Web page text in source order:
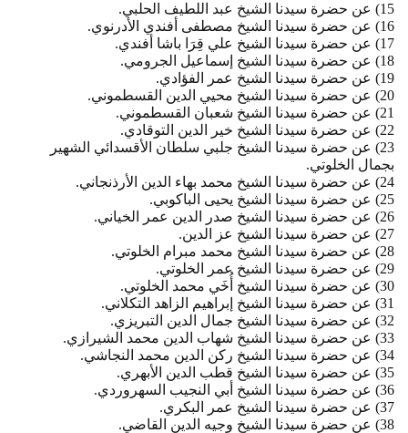
15) عن حضرة سيدنا الشيخ عبد اللطيف الحلبي.
16) عن حضرة سيدنا الشيخ مصطفى أفندي الأدرنوي.
17) عن حضرة سيدنا الشيخ علي قِرَا باشا أفندي.
18) عن حضرة سيدنا الشيخ إسماعيل الجرومي.
19) عن حضرة سيدنا الشيخ عمر الفؤادي.
20) عن حضرة سيدنا الشيخ محيي الدين القسطموني.
21) عن حضرة سيدنا الشيخ شعبان القسطموني.
22) عن حضرة سيدنا الشيخ خير الدين التوقادي.
23) عن حضرة سيدنا الشيخ جلبي سلطان الأقسدائي الشهير
بجمال الخلوتي.
24) عن حضرة سيدنا الشيخ محمد بهاء الدين الأرذنجاني.
25) عن حضرة سيدنا الشيخ يحيى الباكوبي.
26) عن حضرة سيدنا الشيخ صدر الدين عمر الخياني.
27) عن حضرة سيدنا الشيخ عز الدين.
28) عن حضرة سيدنا الشيخ محمد مبرام الخلوتي.
29) عن حضرة سيدنا الشيخ عمر الخلوتي.
30) عن حضرة سيدنا الشيخ أُخَي محمد الخلوتي.
31) عن حضرة سيدنا الشيخ إبراهيم الزاهد التكلاني.
32) عن حضرة سيدنا الشيخ جمال الدين التبريزي.
33) عن حضرة سيدنا الشيخ شهاب الدين محمد الشيرازي.
34) عن حضرة سيدنا الشيخ ركن الدين محمد النجاشي.
35) عن حضرة سيدنا الشيخ قطب الدين الأبهري.
36) عن حضرة سيدنا الشيخ أبي النجيب السهروردي.
37) عن حضرة سيدنا الشيخ عمر البكري.
38) عن حضرة سيدنا الشيخ وجيه الدين القاضي.